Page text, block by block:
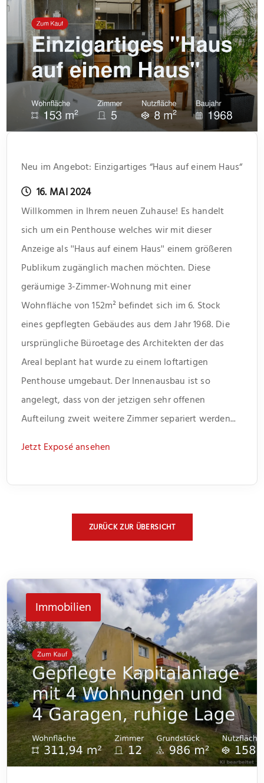
Neu im Angebot: Einzigartiges “Haus auf einem Haus“
16. MAI 2024
Willkommen in Ihrem neuen Zuhause! Es handelt
sich um ein Penthouse welches wir mit dieser
Anzeige als ''Haus auf einem Haus'' einem größeren
Publikum zugänglich machen möchten. Diese
geräumige 3-Zimmer-Wohnung mit einer
Wohnfläche von 152m² befindet sich im 6. Stock
eines gepflegten Gebäudes aus dem Jahr 1968. Die
ursprüngliche Büroetage des Architekten der das
Areal beplant hat wurde zu einem loftartigen
Penthouse umgebaut. Der Innenausbau ist so
angelegt, dass von der jetzigen sehr offenen
Aufteilung zweit weitere Zimmer separiert werden...
Jetzt Exposé ansehen
ZURÜCK ZUR ÜBERSICHT
Immobilien